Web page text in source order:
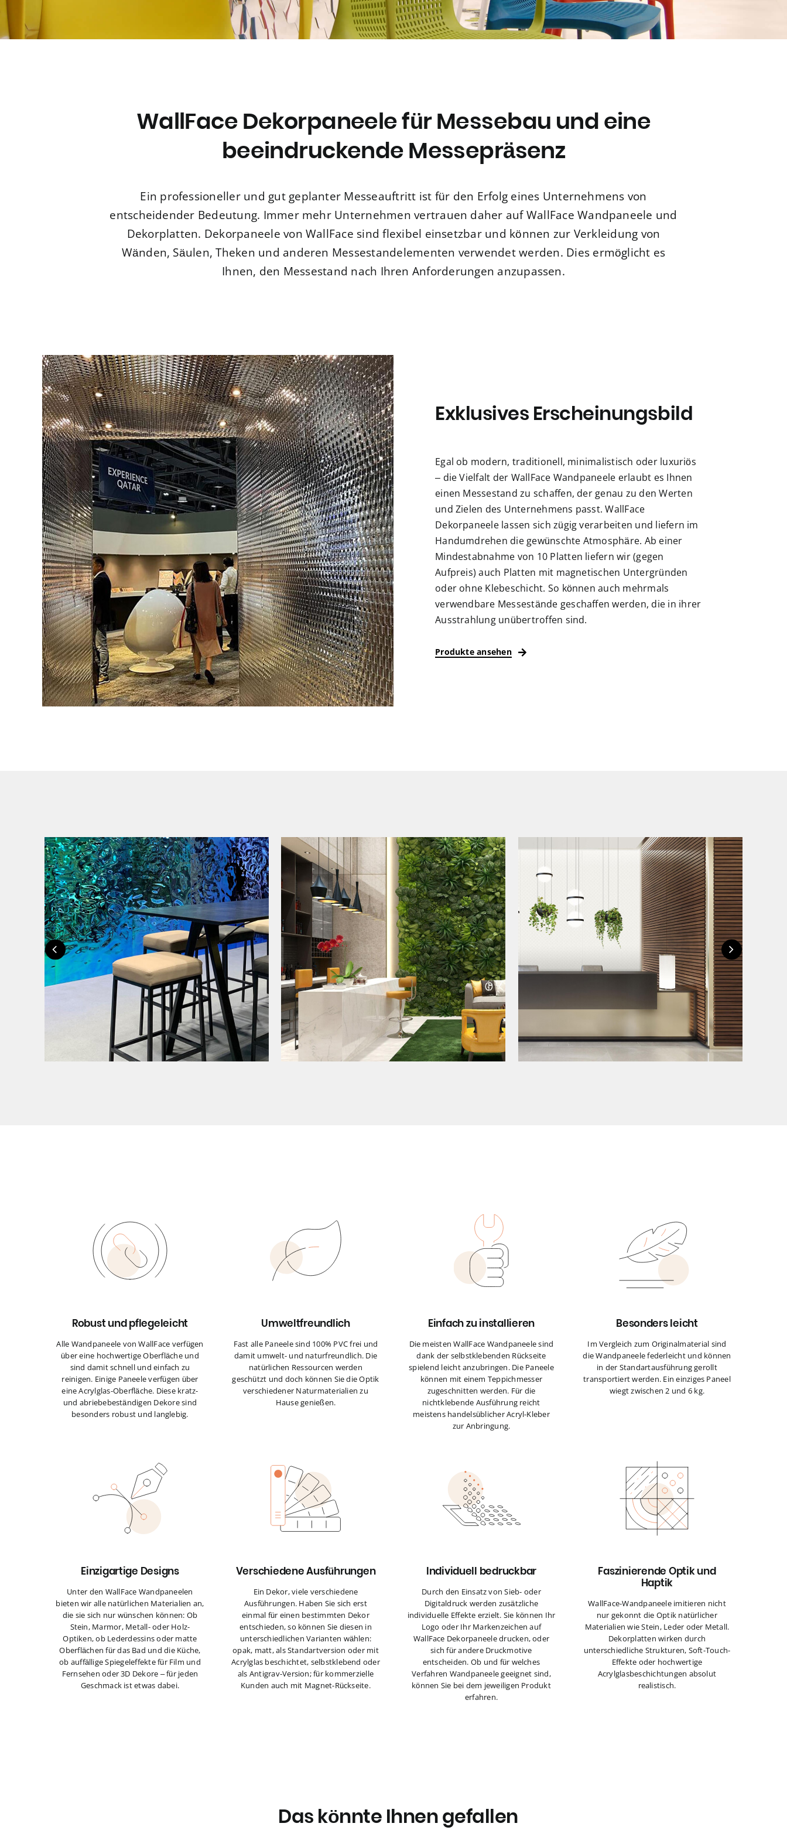
WallFace Dekorpaneele für Messebau und eine
beeindruckende Messepräsenz
Ein professioneller und gut geplanter Messeauftritt ist für den Erfolg eines Unternehmens von
entscheidender Bedeutung. Immer mehr Unternehmen vertrauen daher auf WallFace Wandpaneele und
Dekorplatten. Dekorpaneele von WallFace sind flexibel einsetzbar und können zur Verkleidung von
Wänden, Säulen, Theken und anderen Messestandelementen verwendet werden. Dies ermöglicht es
Ihnen, den Messestand nach Ihren Anforderungen anzupassen.
Exklusives Erscheinungsbild
Egal ob modern, traditionell, minimalistisch oder luxuriös
– die Vielfalt der WallFace Wandpaneele erlaubt es Ihnen
einen Messestand zu schaffen, der genau zu den Werten
und Zielen des Unternehmens passt. WallFace
Dekorpaneele lassen sich zügig verarbeiten und liefern im
Handumdrehen die gewünschte Atmosphäre. Ab einer
Mindestabnahme von 10 Platten liefern wir (gegen
Aufpreis) auch Platten mit magnetischen Untergründen
oder ohne Klebeschicht. So können auch mehrmals
verwendbare Messestände geschaffen werden, die in ihrer
Ausstrahlung unübertroffen sind.
Produkte ansehen
Robust und pflegeleicht
Alle Wandpaneele von WallFace verfügen
über eine hochwertige Oberfläche und
sind damit schnell und einfach zu
reinigen. Einige Paneele verfügen über
eine Acrylglas-Oberfläche. Diese kratz-
und abriebebeständigen Dekore sind
besonders robust und langlebig.
Umweltfreundlich
Fast alle Paneele sind 100% PVC frei und
damit umwelt- und naturfreundlich. Die
natürlichen Ressourcen werden
geschützt und doch können Sie die Optik
verschiedener Naturmaterialien zu
Hause genießen.
Einfach zu installieren
Die meisten WallFace Wandpaneele sind
dank der selbstklebenden Rückseite
spielend leicht anzubringen. Die Paneele
können mit einem Teppichmesser
zugeschnitten werden. Für die
nichtklebende Ausführung reicht
meistens handelsüblicher Acryl-Kleber
zur Anbringung.
Besonders leicht
Im Vergleich zum Originalmaterial sind
die Wandpaneele federleicht und können
in der Standartausführung gerollt
transportiert werden. Ein einziges Paneel
wiegt zwischen 2 und 6 kg.
Einzigartige Designs
Unter den WallFace Wandpaneelen
bieten wir alle natürlichen Materialien an,
die sie sich nur wünschen können: Ob
Stein, Marmor, Metall- oder Holz-
Optiken, ob Lederdessins oder matte
Oberflächen für das Bad und die Küche,
ob auffällige Spiegeleffekte für Film und
Fernsehen oder 3D Dekore – für jeden
Geschmack ist etwas dabei.
Verschiedene Ausführungen
Ein Dekor, viele verschiedene
Ausführungen. Haben Sie sich erst
einmal für einen bestimmten Dekor
entschieden, so können Sie diesen in
unterschiedlichen Varianten wählen:
opak, matt, als Standartversion oder mit
Acrylglas beschichtet, selbstklebend oder
als Antigrav-Version; für kommerzielle
Kunden auch mit Magnet-Rückseite.
Individuell bedruckbar
Durch den Einsatz von Sieb- oder
Digitaldruck werden zusätzliche
individuelle Effekte erzielt. Sie können Ihr
Logo oder Ihr Markenzeichen auf
WallFace Dekorpaneele drucken, oder
sich für andere Druckmotive
entscheiden. Ob und für welches
Verfahren Wandpaneele geeignet sind,
können Sie bei dem jeweiligen Produkt
erfahren.
Faszinierende Optik und
Haptik
WallFace-Wandpaneele imitieren nicht
nur gekonnt die Optik natürlicher
Materialien wie Stein, Leder oder Metall.
Dekorplatten wirken durch
unterschiedliche Strukturen, Soft-Touch-
Effekte oder hochwertige
Acrylglasbeschichtungen absolut
realistisch.
Das könnte Ihnen gefallen